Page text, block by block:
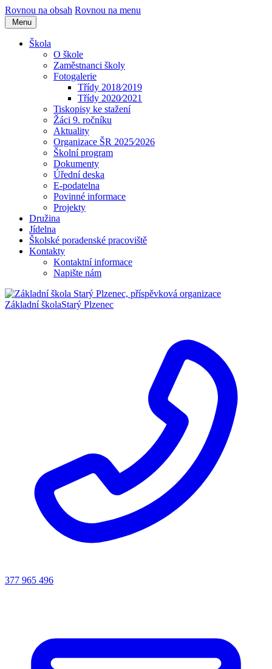
Rovnou na obsah Rovnou na menu
Menu
Škola
O škole
Zaměstnanci školy
Fotogalerie
Třídy 2018⁄2019
Třídy 2020⁄2021
Tiskopisy ke stažení
Žáci 9. ročníku
Aktuality
Organizace ŠR 2025⁄2026
Školní program
Dokumenty
Úřední deska
E-podatelna
Povinné informace
Projekty
Družina
Jídelna
Školské poradenské pracoviště
Kontakty
Kontaktní informace
Napište nám
Základní školaStarý Plzenec
377 965 496